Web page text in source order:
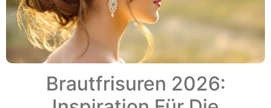
Brautfrisuren 2026: